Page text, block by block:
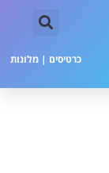
כרטיסים | מלונות